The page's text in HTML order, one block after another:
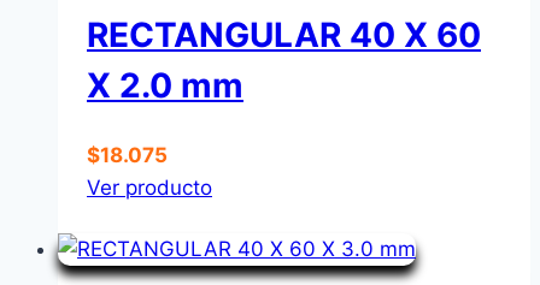
RECTANGULAR 40 X 60
X 2.0 mm
$18.075
Ver producto